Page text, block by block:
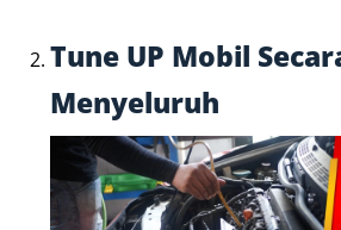
Tune UP Mobil
Menyeluruh